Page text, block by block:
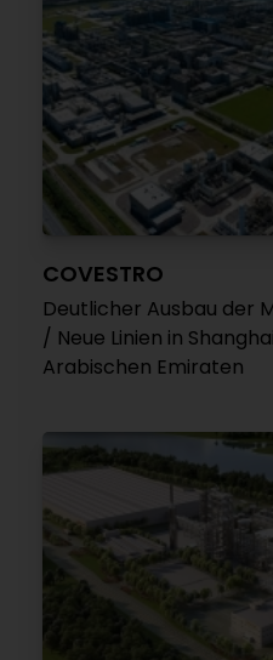
COVESTRO
Deutlicher Ausbau der
/ Neue Linien in
Arabischen Emiraten